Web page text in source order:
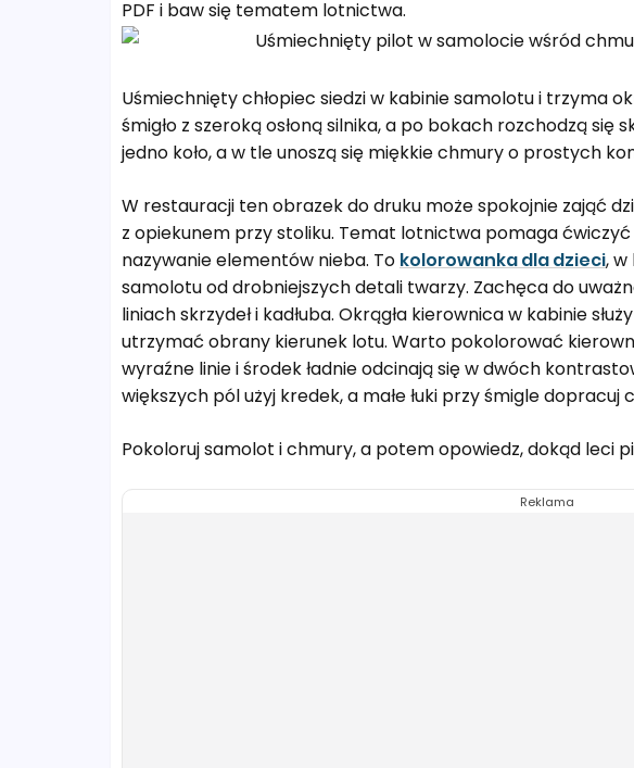
PDF i baw się tematem lotnictwa.
Uśmiechnięty chłopiec siedzi w kabinie samolotu i trzyma
śmigło z szeroką osłoną silnika, a po bokach rozchodzą się
jedno koło, a w tle unoszą się miękkie chmury o prostych
W restauracji ten obrazek do druku może spokojnie zająć
z opiekunem przy stoliku. Temat lotnictwa pomaga
nazywanie elementów nieba. To kolorowanka dla dzieci,
samolotu od drobniejszych detali twarzy. Zachęca do
liniach skrzydeł i kadłuba. Okrągła kierownica w kabinie
utrzymać obrany kierunek lotu. Warto pokolorować
wyraźne linie i środek ładnie odcinają się w dwóch
większych pól użyj kredek, a małe łuki przy śmigle dopracuj
Pokoloruj samolot i chmury, a potem opowiedz, dokąd leci
Reklama